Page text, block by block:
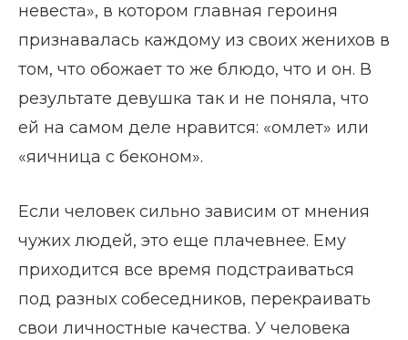
невеста», в котором главная героиня
признавалась каждому из своих женихов в
том, что обожает то же блюдо, что и он. В
результате девушка так и не поняла, что
ей на самом деле нравится: «омлет» или
«яичница с беконом».
Если человек сильно зависим от мнения
чужих людей, это еще плачевнее. Ему
приходится все время подстраиваться
под разных собеседников, перекраивать
свои личностные качества. У человека